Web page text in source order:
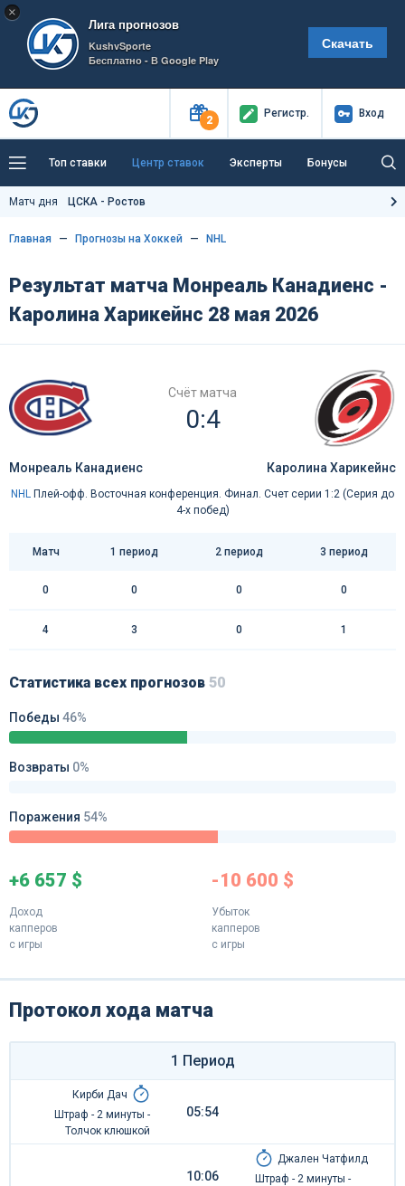
×
Лига прогнозов
KushvSporte
Бесплатно - В Google Play
Скачать
2
Регистр. Вход
Топ ставки Центр ставок Эксперты Бонусы
Тренды Букмекеры
Как тут заработать?
Матч дня ЦСКА - Ростов
Главная Прогнозы на Хоккей NHL
Результат матча Монреаль Канадиенс -
Каролина Харикейнс 28 мая 2026
Счёт матча
0:4
Монреаль Канадиенс Каролина Харикейнс
NHL Плей-офф. Восточная конференция. Финал. Счет серии 1:2 (Серия до
4-х побед)
Матч 1 период 2 период 3 период
0 0 0 0
4 3 0 1
Статистика всех прогнозов 50
Победы 46%
Возвраты 0%
Поражения 54%
+6 657 $
Доход
капперов
с игры
-10 600 $
Убыток
капперов
с игры
Протокол хода матча
1 Период
Кирби Дач
Штраф - 2 минуты -
Толчок клюшкой
05:54
10:06
Джален Чатфилд
Штраф - 2 минуты -